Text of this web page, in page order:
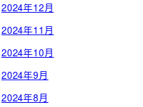
2024年12月
2024年11月
2024年10月
2024年9月
2024年8月